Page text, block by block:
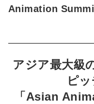
Animation
アジア最大級
ピ
「Asian